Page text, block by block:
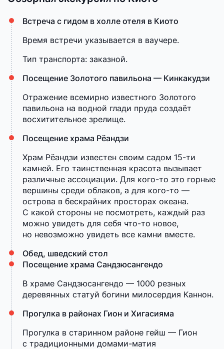
Встреча с гидом в холле отеля в Киото
Время встречи указывается в ваучере.
Тип транспорта: заказной.
Посещение Золотого павильона — Кинкакудзи
Отражение всемирно известного Золотого
павильона на водной глади пруда создаёт
восхитительное зрелище.
Посещение храма Рёандзи
Храм Рёандзи известен своим садом 15-ти
камней. Его таинственная красота вызывает
различные ассоциации. Для кого-то это горные
вершины среди облаков, а для кого-то —
острова в бескрайних просторах океана.
С какой стороны не посмотреть, каждый раз
можно увидеть для себя что-то новое,
но невозможно увидеть все камни вместе.
Обед, шведский стол
Посещение храма Сандзюсангендо
В храме Сандзюсангендо — 1000 резных
деревянных статуй богини милосердия Каннон.
Прогулка в районах Гион и Хигасияма
Прогулка в старинном районе гейш — Гион
с традиционными домами-матия